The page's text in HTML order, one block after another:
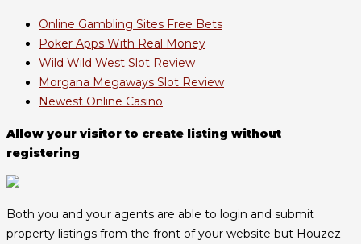
Online Gambling Sites Free Bets
Poker Apps With Real Money
Wild Wild West Slot Review
Morgana Megaways Slot Review
Newest Online Casino
Allow your visitor to create listing without
registering
Both you and your agents are able to login and submit
property listings from the front of your website but Houzez